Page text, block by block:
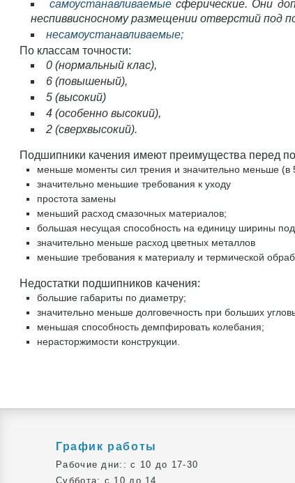
самоустанавливаемыесферические. Они
неспиввисносному размещении отверстий под
несамоустанавливаемые;
По классам точности:
0 (нормальный клас),
6 (повышеный),
5 (высокий)
4 (особенно высокий),
2 (сверхвысокий).
Подшипники качения имеют преимущества перед
меньше моменты сил трения и значительно меньше (в
значительно меньшие требования к уходу
простота замены
меньший расход смазочных материалов;
большая несущая способность на единицу ширины
значительно меньше расход цветных металлов
меньшие требования к материалу и термической
Недостатки подшипников качения:
большие габариты по диаметру;
значительно меньше долговечность при больших
меньшая способность демпфировать колебания;
нерасторжимости конструкции.
График работы
Рабочие дни:: c 10 до 17-30
Суббота: c 10 до 14